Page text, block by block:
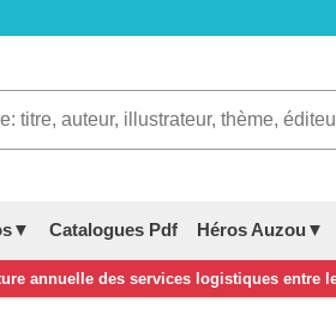
Catalogues Pdf Héros Auzou▼
annuelle des services logistiques entre